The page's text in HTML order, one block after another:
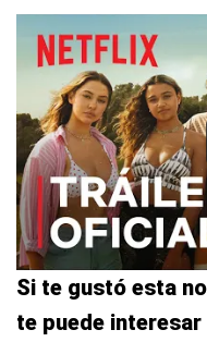
Si te gustó esta
te puede